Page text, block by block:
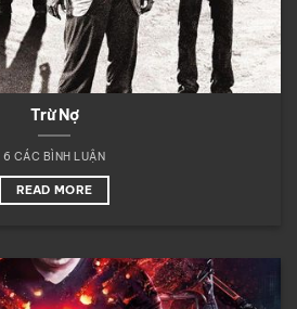
Trừ Nợ
6 CÁC BÌNH LUẬN
READ MORE